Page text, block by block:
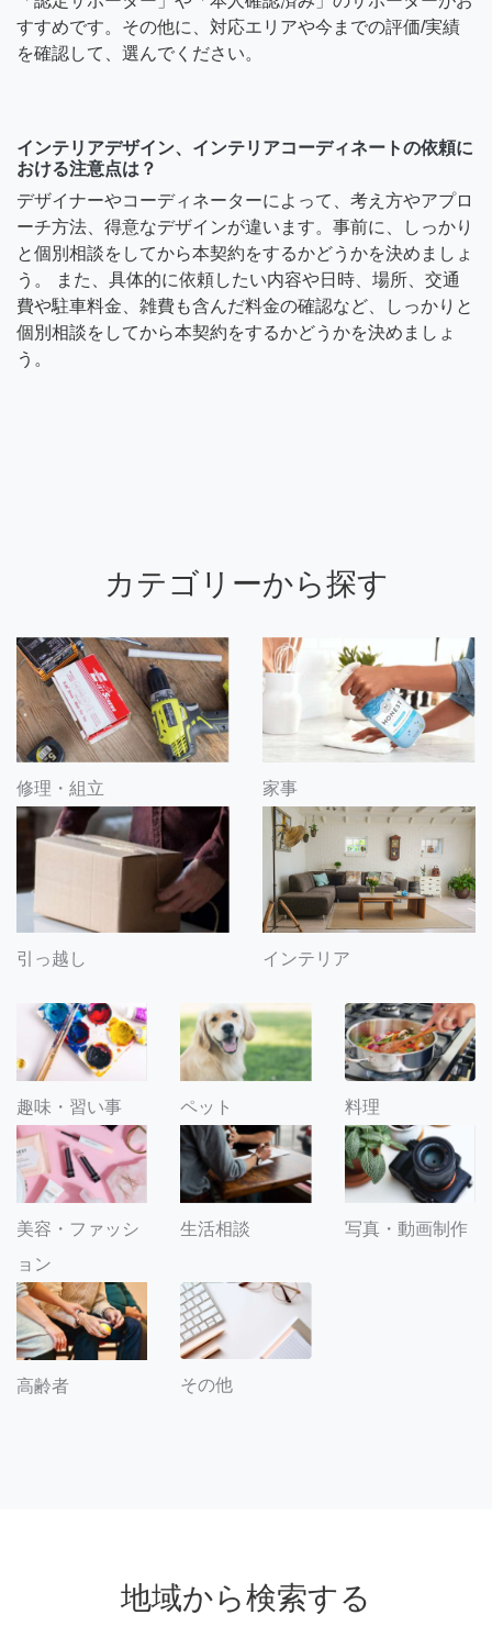
すすめです。その他に、対応エリアや今までの評価/実績
を確認して、選んでください。
インテリアデザイン、インテリアコーディネートの依頼に
おける注意点は？
デザイナーやコーディネーターによって、考え方やアプロ
ーチ方法、得意なデザインが違います。事前に、しっかり
と個別相談をしてから本契約をするかどうかを決めましょ
う。 また、具体的に依頼したい内容や日時、場所、交通
費や駐車料金、雑費も含んだ料金の確認など、しっかりと
個別相談をしてから本契約をするかどうかを決めましょ
う。
カテゴリーから探す
修理・組立 家事
引っ越し インテリア
趣味・習い事 ペット 料理
美容・ファッシ
ョン
生活相談 写真・動画制作
高齢者 その他
地域から検索する